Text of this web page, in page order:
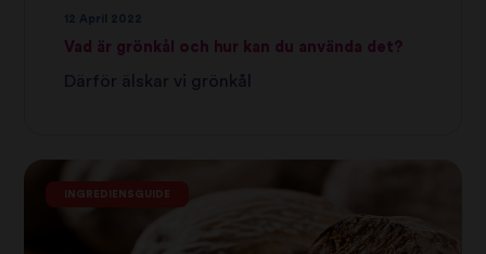
Vad är grönkål och hur kan du använda det?
Därför älskar vi grönkål
INGREDIENSGUIDE